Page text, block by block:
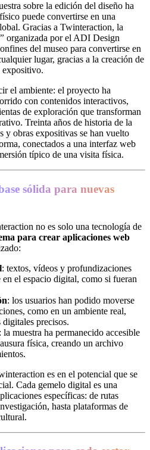
sobre la edición del diseño ha
puede convertirse en una
Gracias a Twinteraction, la
organizada por el ADI Design
del museo para convertirse en
lugar, gracias a la creación de
expositivo.
el ambiente: el proyecto ha
con contenidos interactivos,
de exploración que transforman
Treinta años de historia de la
y obras expositivas se han vuelto
conectados a una interfaz web
típico de una visita física.
sólida para nuevas
no es solo una tecnología de
para crear aplicaciones web
: textos, vídeos y profundizaciones
el espacio digital, como si fueran
: los usuarios han podido moverse
como en un ambiente real,
digitales precisos.
: la muestra ha permanecido accesible
física, creando un archivo
es en el potencial que se
Cada gemelo digital es una
específicas: de rutas
hasta plataformas de